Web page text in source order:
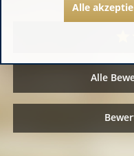
Alle
Alle